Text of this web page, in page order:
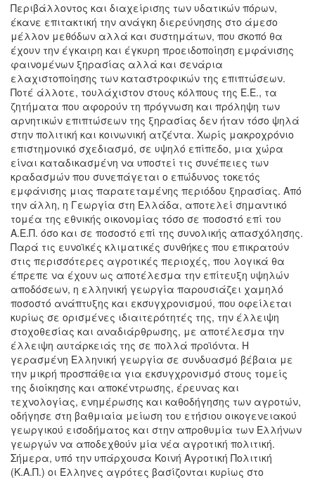
Περιβάλλοντος και διαχείρισης των υδατικών πόρων,
έκανε επιτακτική την ανάγκη διερεύνησης στο άμεσο
μέλλον μεθόδων αλλά και συστημάτων, που σκοπό θα
έχουν την έγκαιρη και έγκυρη προειδοποίηση εμφάνισης
φαινομένων ξηρασίας αλλά και σενάρια
ελαχιστοποίησης των καταστροφικών της επιπτώσεων.
Ποτέ άλλοτε, τουλάχιστον στους κόλπους της Ε.Ε., τα
ζητήματα που αφορούν τη πρόγνωση και πρόληψη των
αρνητικών επιπτώσεων της ξηρασίας δεν ήταν τόσο ψηλά
στην πολιτική και κοινωνική ατζέντα. Χωρίς μακροχρόνιο
επιστημονικό σχεδιασμό, σε υψηλό επίπεδο, μια χώρα
είναι καταδικασμένη να υποστεί τις συνέπειες των
κραδασμών που συνεπάγεται ο επώδυνος τοκετός
εμφάνισης μιας παρατεταμένης περιόδου ξηρασίας. Από
την άλλη, η Γεωργία στη Ελλάδα, αποτελεί σημαντικό
τομέα της εθνικής οικονομίας τόσο σε ποσοστό επί του
Α.Ε.Π. όσο και σε ποσοστό επί της συνολικής απασχόλησης.
Παρά τις ευνοϊκές κλιματικές συνθήκες που επικρατούν
στις περισσότερες αγροτικές περιοχές, που λογικά θα
έπρεπε να έχουν ως αποτέλεσμα την επίτευξη υψηλών
αποδόσεων, η ελληνική γεωργία παρουσιάζει χαμηλό
ποσοστό ανάπτυξης και εκσυγχρονισμού, που οφείλεται
κυρίως σε ορισμένες ιδιαιτερότητές της, την έλλειψη
στοχοθεσίας και αναδιάρθρωσης, με αποτέλεσμα την
έλλειψη αυτάρκειάς της σε πολλά προϊόντα. Η
γερασμένη Ελληνική γεωργία σε συνδυασμό βέβαια με
την μικρή προσπάθεια για εκσυγχρονισμό στους τομείς
της διοίκησης και αποκέντρωσης, έρευνας και
τεχνολογίας, ενημέρωσης και καθοδήγησης των αγροτών,
οδήγησε στη βαθμιαία μείωση του ετήσιου οικογενειακού
γεωργικού εισοδήματος και στην απροθυμία των Ελλήνων
γεωργών να αποδεχθούν μία νέα αγροτική πολιτική.
Σήμερα, υπό την υπάρχουσα Κοινή Αγροτική Πολιτική
(Κ.Α.Π.) οι Έλληνες αγρότες βασίζονται κυρίως στο